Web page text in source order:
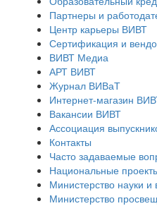
Партнеры и
Центр карьеры ВИВТ
Сертификация и
ВИВТ Медиа
АРТ ВИВТ
Журнал ВИВаТ
Интернет-магазин
Вакансии ВИВТ
Ассоциация
Контакты
Часто задаваемые
Национальные
Министерство науки
Министерство